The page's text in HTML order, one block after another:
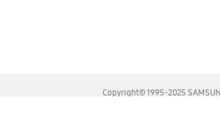
Copyright© 1995-2025